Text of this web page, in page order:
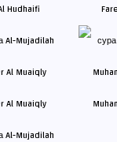
Hudhaifi
Al Muaiqly